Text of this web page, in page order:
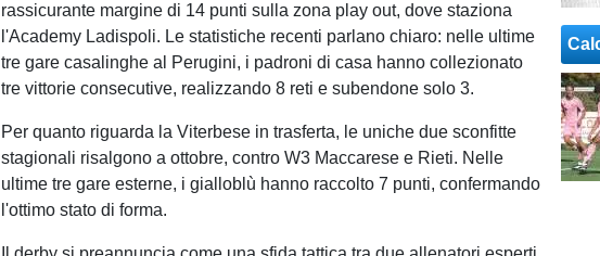
rassicurante margine di 14 punti sulla zona play out, dove staziona
l'Academy Ladispoli. Le statistiche recenti parlano chiaro: nelle ultime
tre gare casalinghe al Perugini, i padroni di casa hanno collezionato
tre vittorie consecutive, realizzando 8 reti e subendone solo 3.
Per quanto riguarda la Viterbese in trasferta, le uniche due sconfitte
stagionali risalgono a ottobre, contro W3 Maccarese e Rieti. Nelle
ultime tre gare esterne, i gialloblù hanno raccolto 7 punti, confermando
l'ottimo stato di forma.